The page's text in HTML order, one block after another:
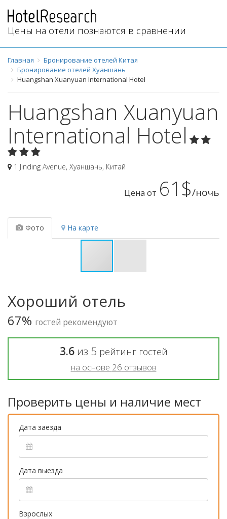
Цены на отели познаются в сравнении
Главная
Бронирование отелей Китая
Бронирование отелей Хуаншань
Huangshan Xuanyuan International Hotel
Huangshan Xuanyuan
International Hotel
1 Jinding Avenue, Хуаншань, Китай
Цена от 61$/ночь
Фото На карте
Хороший отель
67% гостей рекомендуют
3.6из 5 рейтинг гостей
на основе 26 отзывов
Проверить цены и наличие мест
Дата заезда
Дата выезда
Взрослых